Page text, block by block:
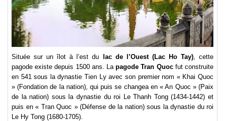
Située sur un îlot à l’est du lac de l’Ouest (Lac Ho Tay), cette
pagode existe depuis 1500 ans. Lapagode Tran Quocfut construite
en 541 sous la dynastie Tien Ly avec son premier nom « Khai Quoc
» (Fondation de la nation), qui puis se changea en « An Quoc » (Paix
de la nation) sous la dynastie du roi Le Thanh Tong (1434-1442) et
puis en « Tran Quoc » (Défense de la nation) sous la dynastie du roi
Le Hy Tong (1680-1705).